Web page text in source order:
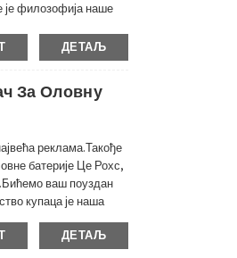
је филозофија наше
ДЕТАЉ
За Оловну
реклама.Такође
батерије Це Рохс,
ваш поуздан
купаца је наша
ДЕТАЉ